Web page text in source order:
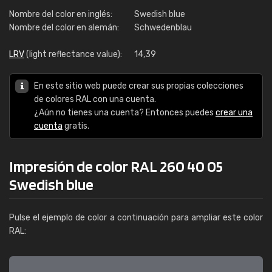
Nombre del color en inglés:
Swedish blue
Nombre del color en alemán:
Schwedenblau
LRV(light reflectance value): 14,39
En este sitio web puede crear sus propias colecciones
de colores RAL con una cuenta.
¿Aún no tienes una cuenta? Entonces puedes crear una
cuenta gratis.
Impresión de color RAL 260 40 05
Swedish blue
Pulse el ejemplo de color a continuación para ampliar este color
RAL: